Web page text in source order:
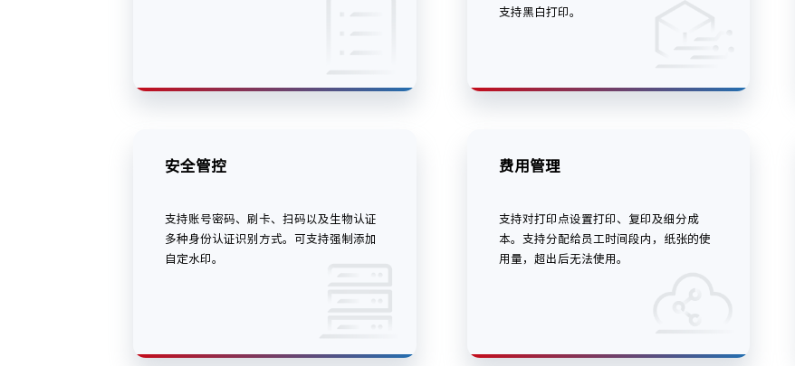
支持黑白打印。
安全管控
支持账号密码、刷卡、扫码以及生物认证
多种身份认证识别方式。可支持强制添加
自定水印。
费用管理
支持对打印点设置打印、复印及细分成
本。支持分配给员工时间段内，纸张的使
用量，超出后无法使用。